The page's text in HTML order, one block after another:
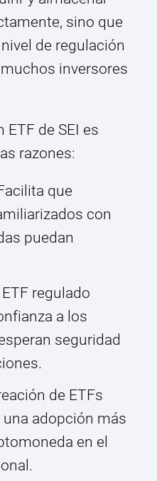
sino que
de regulación
inversores
ETF de SEI es
razones:
que
con
puedan
regulado
a los
seguridad
de ETFs
adopción más
en el